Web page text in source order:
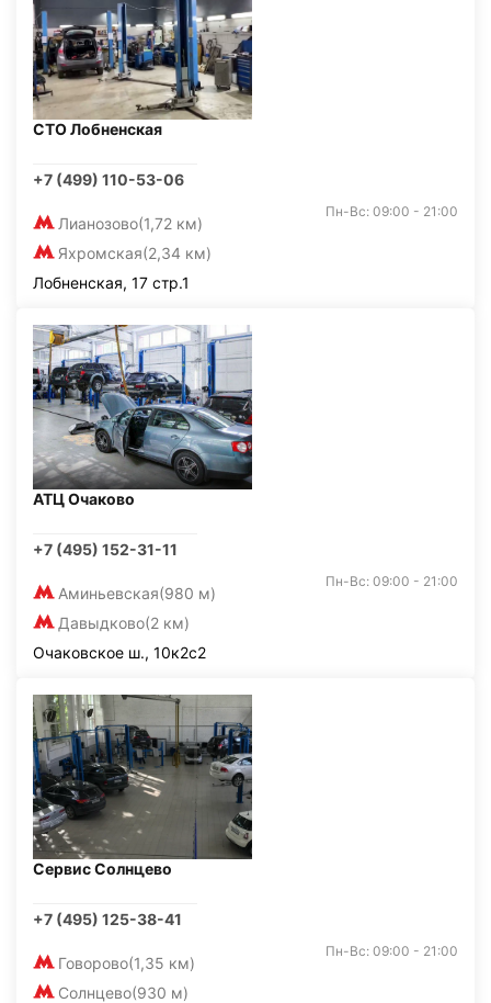
СТО Лобненская
+7 (499) 110-53-06
Лианозово(1,72 км)
Яхромская(2,34 км)
Пн-Вс: 09:00 - 21:00
Лобненская, 17 стр.1
АТЦ Очаково
+7 (495) 152-31-11
Аминьевская(980 м)
Давыдково(2 км)
Пн-Вс: 09:00 - 21:00
Очаковское ш., 10к2с2
Сервис Солнцево
+7 (495) 125-38-41
Говорово(1,35 км)
Солнцево(930 м)
Пн-Вс: 09:00 - 21:00